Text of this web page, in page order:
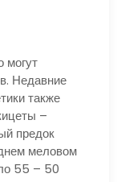
могут
Недавние
также
–
предок
меловом
55 – 50